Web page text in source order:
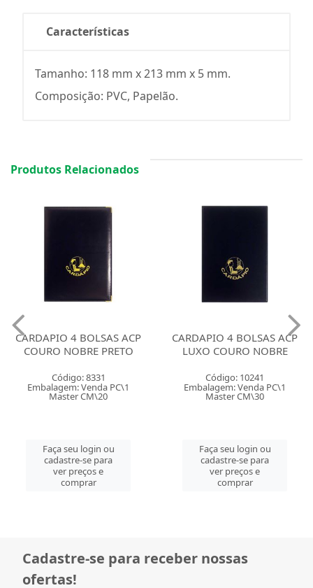
Características
Tamanho: 118 mm x 213 mm x 5 mm.
Composição: PVC, Papelão.
Produtos Relacionados
CARDAPIO 4 BOLSAS ACP
COURO NOBRE PRETO
Código: 8331
Embalagem: Venda PC\1
Master CM\20
Faça seu login ou
cadastre-se para
ver preços e
comprar
CARDAPIO 4 BOLSAS ACP
LUXO COURO NOBRE
Código: 10241
Embalagem: Venda PC\1
Master CM\30
Faça seu login ou
cadastre-se para
ver preços e
comprar
Cadastre-se para receber nossas
ofertas!